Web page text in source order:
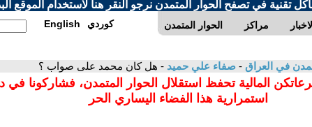
تقنية في تصفح الحوار المتمدن نرجو النقر هنا لاستخدام الموقع
الحوار المتمدن مراكز الاخبار English كوردي
في العراق - صفاء علي حميد - هل كان محمد على صواب ؟
المالية تحفظ استقلال الحوار المتمدن، فشاركونا في
استمرارية هذا الفضاء اليساري الحر